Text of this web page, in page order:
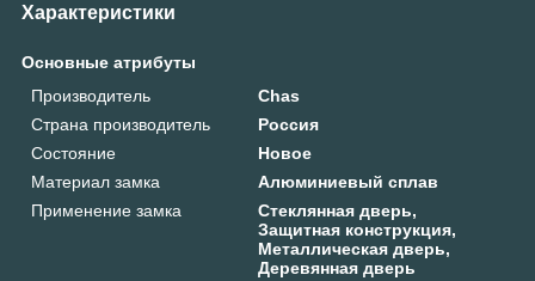
Характеристики
Основные атрибуты
Производитель
Chas
Страна производитель
Россия
Состояние
Новое
Материал замка
Алюминиевый сплав
Применение замка
Стеклянная дверь,
Защитная конструкция,
Металлическая дверь,
Деревянная дверь